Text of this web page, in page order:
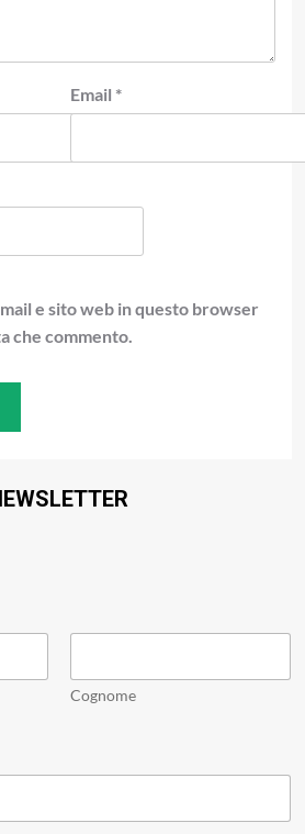
Email *
e sito web in questo browser
che commento.
Cognome